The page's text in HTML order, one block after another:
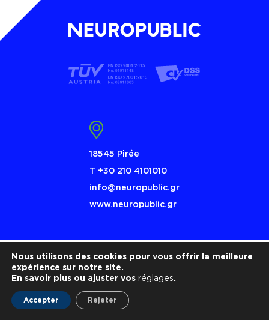
18545 Pirée
Τ +30 210 4101010
info@neuropublic.gr
www.neuropublic.gr
Nous utilisons des cookies pour vous offrir la meilleure
expérience sur notre site.
En savoir plus ou ajuster vos réglages.
Accepter Rejeter